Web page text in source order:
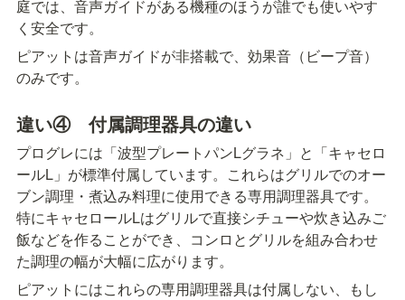
庭では、音声ガイドがある機種のほうが誰でも使いやす
く安全です。
ピアットは音声ガイドが非搭載で、効果音（ビープ音）
のみです。
違い④　付属調理器具の違い
プログレには「波型プレートパンLグラネ」と「キャセロ
ールL」が標準付属しています。これらはグリルでのオー
ブン調理・煮込み料理に使用できる専用調理器具です。
特にキャセロールLはグリルで直接シチューや炊き込みご
飯などを作ることができ、コンロとグリルを組み合わせ
た調理の幅が大幅に広がります。
ピアットにはこれらの専用調理器具は付属しない、もし